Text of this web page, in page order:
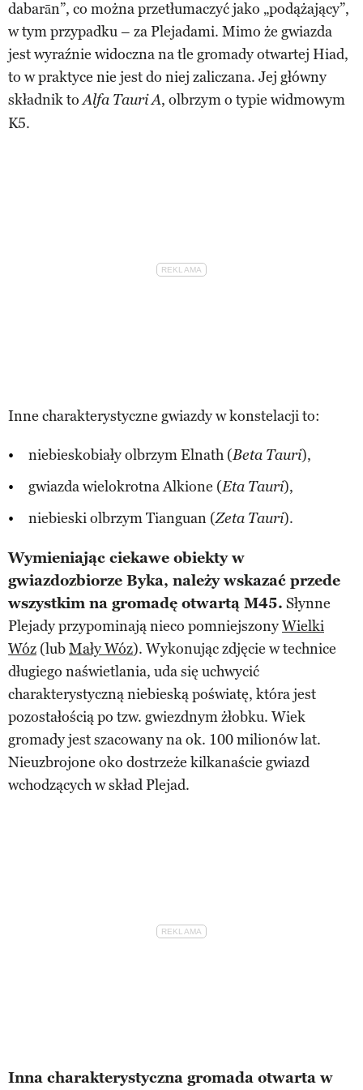
dabarān”, co można przetłumaczyć jako „podążający”,
w tym przypadku – za Plejadami. Mimo że gwiazda
jest wyraźnie widoczna na tle gromady otwartej Hiad,
to w praktyce nie jest do niej zaliczana. Jej główny
składnik toAlfa Tauri A, olbrzym o typie widmowym
K5.
Inne charakterystyczne gwiazdy w konstelacji to:
niebieskobiały olbrzym Elnath (Beta Tauri),
gwiazda wielokrotna Alkione (Eta Tauri),
niebieski olbrzym Tianguan (Zeta Tauri).
Wymieniając ciekawe obiekty w
gwiazdozbiorze Byka, należy wskazać przede
wszystkim na gromadę otwartą M45. Słynne
Plejady przypominają nieco pomniejszonyWielki
Wóz (lubMały Wóz). Wykonując zdjęcie w technice
długiego naświetlania, uda się uchwycić
charakterystyczną niebieską poświatę, która jest
pozostałością po tzw. gwiezdnym żłobku. Wiek
gromady jest szacowany na ok. 100 milionów lat.
Nieuzbrojone oko dostrzeże kilkanaście gwiazd
wchodzących w skład Plejad.
Inna charakterystyczna gromada otwarta w